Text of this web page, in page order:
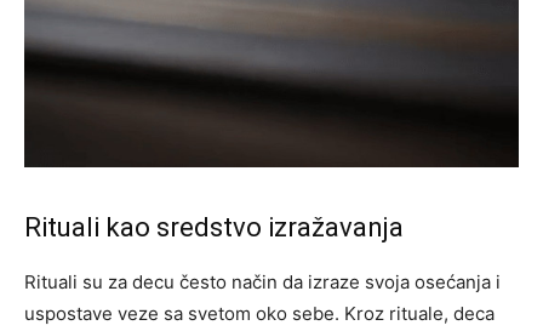
Rituali kao sredstvo izražavanja
Rituali su za decu često način da izraze svoja osećanja i
uspostave veze sa svetom oko sebe. Kroz rituale, deca